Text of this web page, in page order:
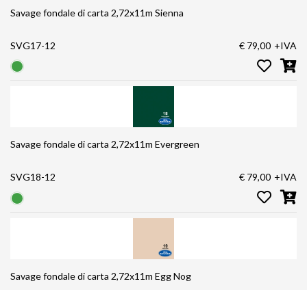
Savage fondale di carta 2,72x11m Sienna
SVG17-12 € 79,00 +IVA
Savage fondale di carta 2,72x11m Evergreen
SVG18-12 € 79,00 +IVA
Savage fondale di carta 2,72x11m Egg Nog